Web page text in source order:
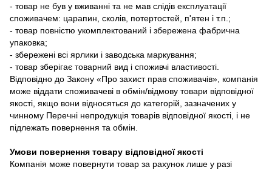
- товар не був у вживанні та не мав слідів експлуатації
споживачем: царапин, сколів, потертостей, п'ятен і т.п.;
- товар повністю укомплектований і збережена фабрична
упаковка;
- збережені всі ярлики і заводська маркування;
- товар зберігає товарний вид і споживчі властивості.
Відповідно до Закону «Про захист прав споживачів», компанія
може віддати споживачеві в обмін/відмову товари відповідної
якості, якщо вони відносяться до категорій, зазначених у
чинному Перечні непродукція товарів відповідної якості, і не
підлежать повернення та обмін.
Умови повернення товару відповідної якості
Компанія може повернути товар за рахунок лише у разі